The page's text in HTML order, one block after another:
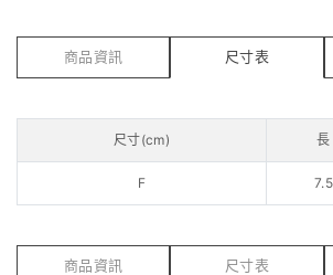
商品資訊 尺寸表
尺寸(cm) 長
F 7.5
商品資訊 尺寸表